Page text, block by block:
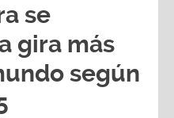
se
gira más
según